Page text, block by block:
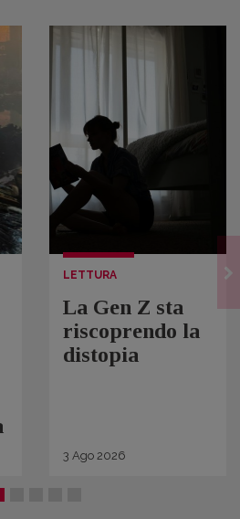
LETTURA
La Gen Z sta
riscoprendo la
distopia
3 Ago 2026